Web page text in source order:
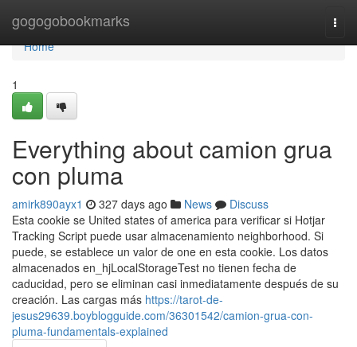
gogogobookmarks
Home
Home
1
Everything about camion grua
con pluma
amirk890ayx1 327 days ago News
Discuss
Esta cookie se United states of america para verificar si Hotjar
Tracking Script puede usar almacenamiento neighborhood. Si
puede, se establece un valor de one en esta cookie. Los datos
almacenados en_hjLocalStorageTest no tienen fecha de
caducidad, pero se eliminan casi inmediatamente después de su
creación. Las cargas más https://tarot-de-
jesus29639.boyblogguide.com/36301542/camion-grua-con-
pluma-fundamentals-explained